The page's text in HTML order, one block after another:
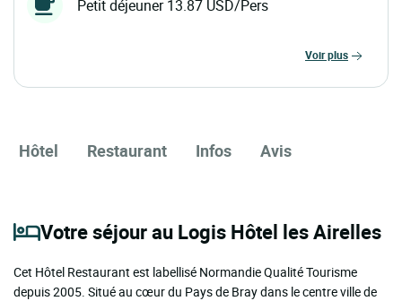
Petit déjeuner 13.87 USD/Pers
voir plus
Hôtel Restaurant Infos Avis
Votre séjour au Logis Hôtel les Airelles
Cet Hôtel Restaurant est labellisé Normandie Qualité Tourisme
depuis 2005. Situé au cœur du Pays de Bray dans le centre ville de